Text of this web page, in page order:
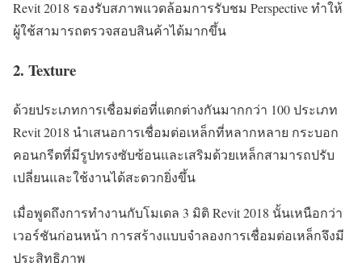
Revit 2018 รองรับสภาพแวดล้อมการรับชม Perspective ทำให้
ผู้ใช้สามารถตรวจสอบสินค้าได้มากขึ้น
2. Texture
ด้วยประเภทการเชื่อมต่อที่แตกต่างกันมากกว่า 100 ประเภท
Revit 2018 นำเสนอการเชื่อมต่อเหล็กที่หลากหลาย กระบอก
คอนกรีตที่มีรูปทรงซับซ้อนและเสริมด้วยเหล็กสามารถปรับ
เปลี่ยนและใช้งานได้สะดวกยิ่งขึ้น
เมื่อพูดถึงการทำงานกับโมเดล 3 มิติ Revit 2018 นั้นเหนือกว่า
เวอร์ชันก่อนหน้า การสร้างแบบจำลองการเชื่อมต่อเหล็กจึงมี
ประสิทธิภาพ